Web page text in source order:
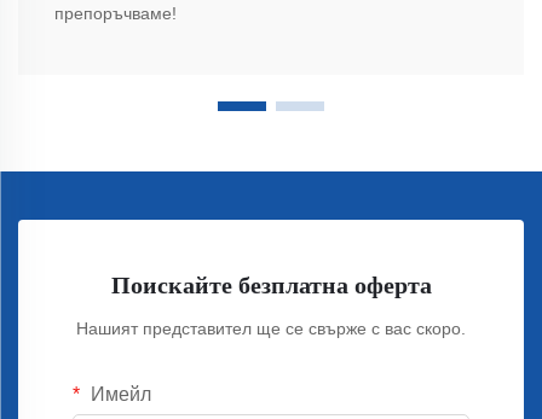
препоръчваме!
Поискайте безплатна оферта
Нашият представител ще се свърже с вас скоро.
Имейл